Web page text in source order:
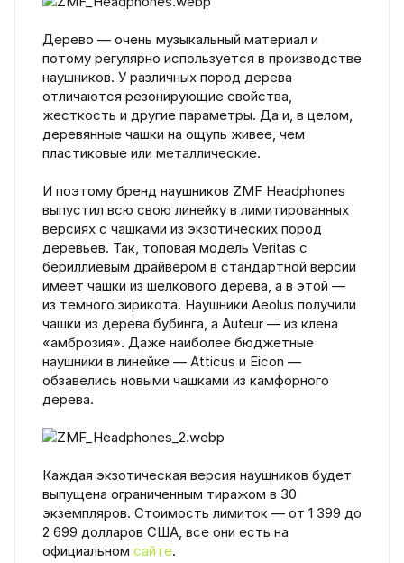
Дерево — очень музыкальный материал и
потому регулярно используется в производстве
наушников. У различных пород дерева
отличаются резонирующие свойства,
жесткость и другие параметры. Да и, в целом,
деревянные чашки на ощупь живее, чем
пластиковые или металлические.
И поэтому бренд наушников ZMF Headphones
выпустил всю свою линейку в лимитированных
версиях с чашками из экзотических пород
деревьев. Так, топовая модель Veritas с
бериллиевым драйвером в стандартной версии
имеет чашки из шелкового дерева, а в этой —
из темного зирикота. Наушники Aeolus получили
чашки из дерева бубинга, а Auteur — из клена
«амброзия». Даже наиболее бюджетные
наушники в линейке — Atticus и Eicon —
обзавелись новыми чашками из камфорного
дерева.
Каждая экзотическая версия наушников будет
выпущена ограниченным тиражом в 30
экземпляров. Стоимость лимиток — от 1 399 до
2 699 долларов США, все они есть на
официальном сайте.